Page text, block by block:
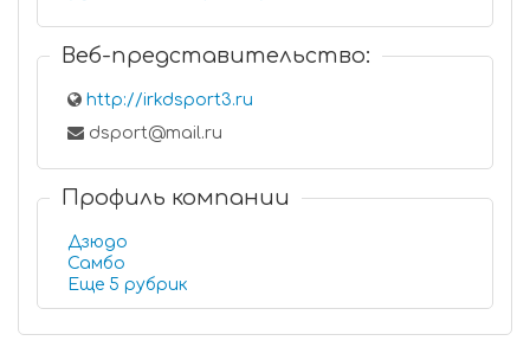
Веб-представительство:
http://irkdsport3.ru
dsport@mail.ru
Профиль компании
Дзюдо
Самбо
Еще 5 рубрик